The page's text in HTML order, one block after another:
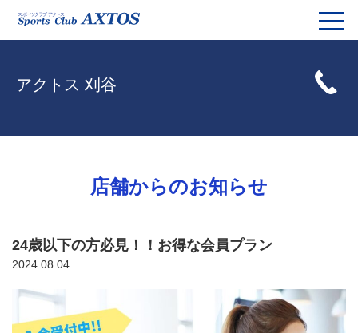
アクトス 刈谷
店舗からのお知らせ
24歳以下の方必見！！お得な会員プラン
2024.08.04